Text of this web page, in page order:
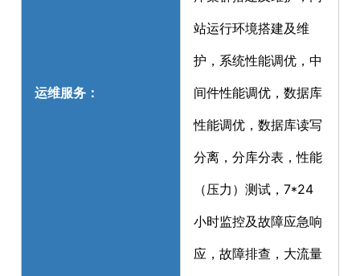
运维服务：
站运行环境搭建及维
护，系统性能调优，中
间件性能调优，数据库
性能调优，数据库读写
分离，分库分表，性能
（压力）测试，7*24
小时监控及故障应急响
应，故障排查，大流量